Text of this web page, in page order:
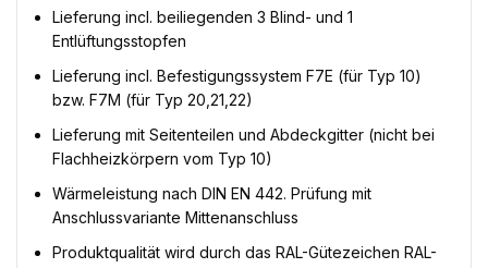
Lieferung incl. beiliegenden 3 Blind- und 1
Entlüftungsstopfen
Lieferung incl. Befestigungssystem F7E (für Typ 10)
bzw. F7M (für Typ 20,21,22)
Lieferung mit Seitenteilen und Abdeckgitter (nicht bei
Flachheizkörpern vom Typ 10)
Wärmeleistung nach DIN EN 442. Prüfung mit
Anschlussvariante Mittenanschluss
Produktqualität wird durch das RAL-Gütezeichen RAL-